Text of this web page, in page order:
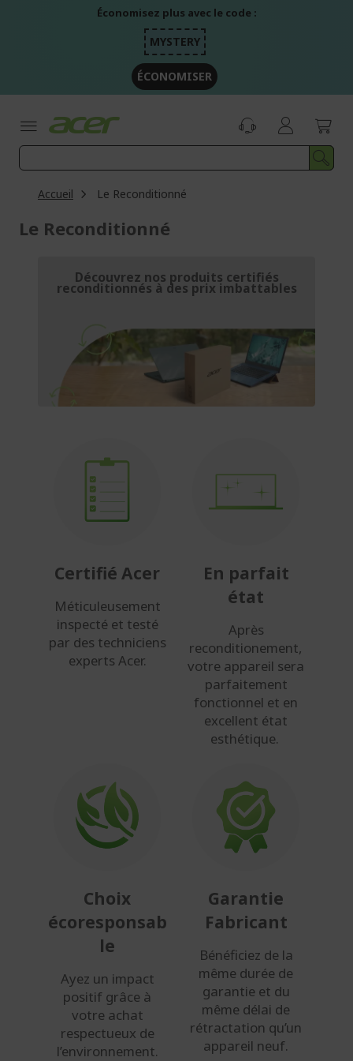
Économisez plus avec le code :
MYSTERY
ÉCONOMISER
Accueil Le Reconditionné
Le Reconditionné
Découvrez nos produits certifiés
reconditionnés à des prix imbattables
Certifié Acer
Méticuleusement
inspecté et testé
par des techniciens
experts Acer.
En parfait
état
Après
reconditionement,
votre appareil sera
parfaitement
fonctionnel et en
excellent état
esthétique.
Choix
écoresponsab
le
Ayez un impact
positif grâce à
votre achat
respectueux de
l’environnement.
Garantie
Fabricant
Bénéficiez de la
même durée de
garantie et du
même délai de
rétractation qu’un
appareil neuf.